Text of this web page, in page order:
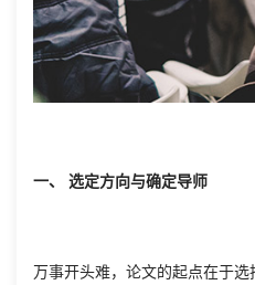
一、 选定方向与确定导师
万事开头难，论文的起点在于